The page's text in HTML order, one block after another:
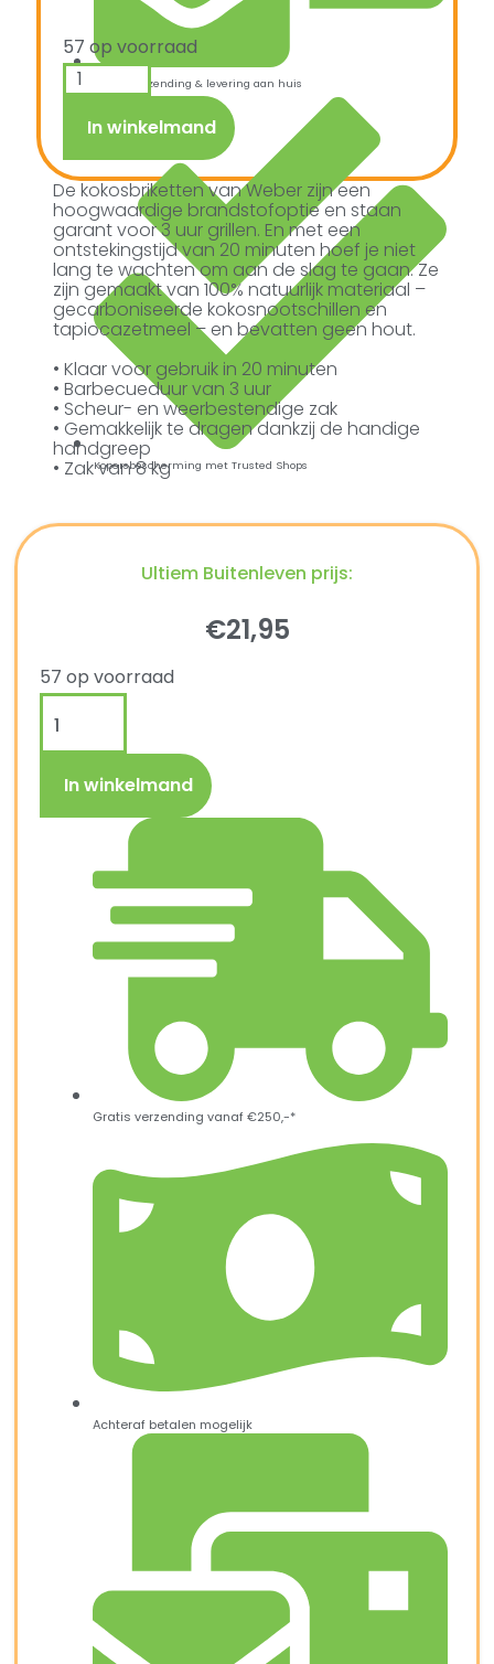
Snelle verzending & levering aan huis
Kopersbescherming met Trusted Shops
57 op voorraad
In winkelmand
De kokosbriketten van Weber zijn een
hoogwaardige brandstofoptie en staan
garant voor 3 uur grillen. En met een
ontstekingstijd van 20 minuten hoef je niet
lang te wachten om aan de slag te gaan. Ze
zijn gemaakt van 100% natuurlijk materiaal –
gecarboniseerde kokosnootschillen en
tapiocazetmeel – en bevatten geen hout.
• Klaar voor gebruik in 20 minuten
• Barbecueduur van 3 uur
• Scheur- en weerbestendige zak
• Gemakkelijk te dragen dankzij de handige
handgreep
• Zak van 8 kg
Ultiem Buitenleven prijs:
€21,95
57 op voorraad
In winkelmand
Gratis verzending vanaf €250,-*
Achteraf betalen mogelijk